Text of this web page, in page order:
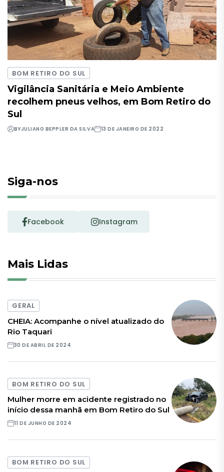
BOM RETIRO DO SUL
Vigilância Sanitária e Meio Ambiente
recolhem pneus velhos, em Bom Retiro do
Sul
BYJULIANO BEPPLER DA SILVA 13 DE JANEIRO DE 2022
Siga-nos
Facebook Instagram
Mais Lidas
GERAL
CHEIA: Acompanhe o nível atualizado do
Rio Taquari
30 DE ABRIL DE 2024
BOM RETIRO DO SUL
Mulher morre em acidente registrado no
início dessa manhã em Bom Retiro do Sul
11 DE JUNHO DE 2024
BOM RETIRO DO SUL